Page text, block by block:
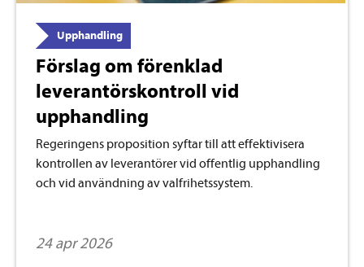
Upphandling
Förslag om förenklad
leverantörskontroll vid
upphandling
Regeringens proposition syftar till att effektivisera
kontrollen av leverantörer vid offentlig upphandling
och vid användning av valfrihetssystem.
24 apr 2026